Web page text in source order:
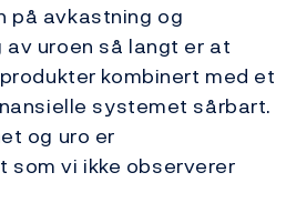
på avkastning og
uroen så langt er at
kombinert med et
systemet sårbart.
og uro er
som vi ikke observerer